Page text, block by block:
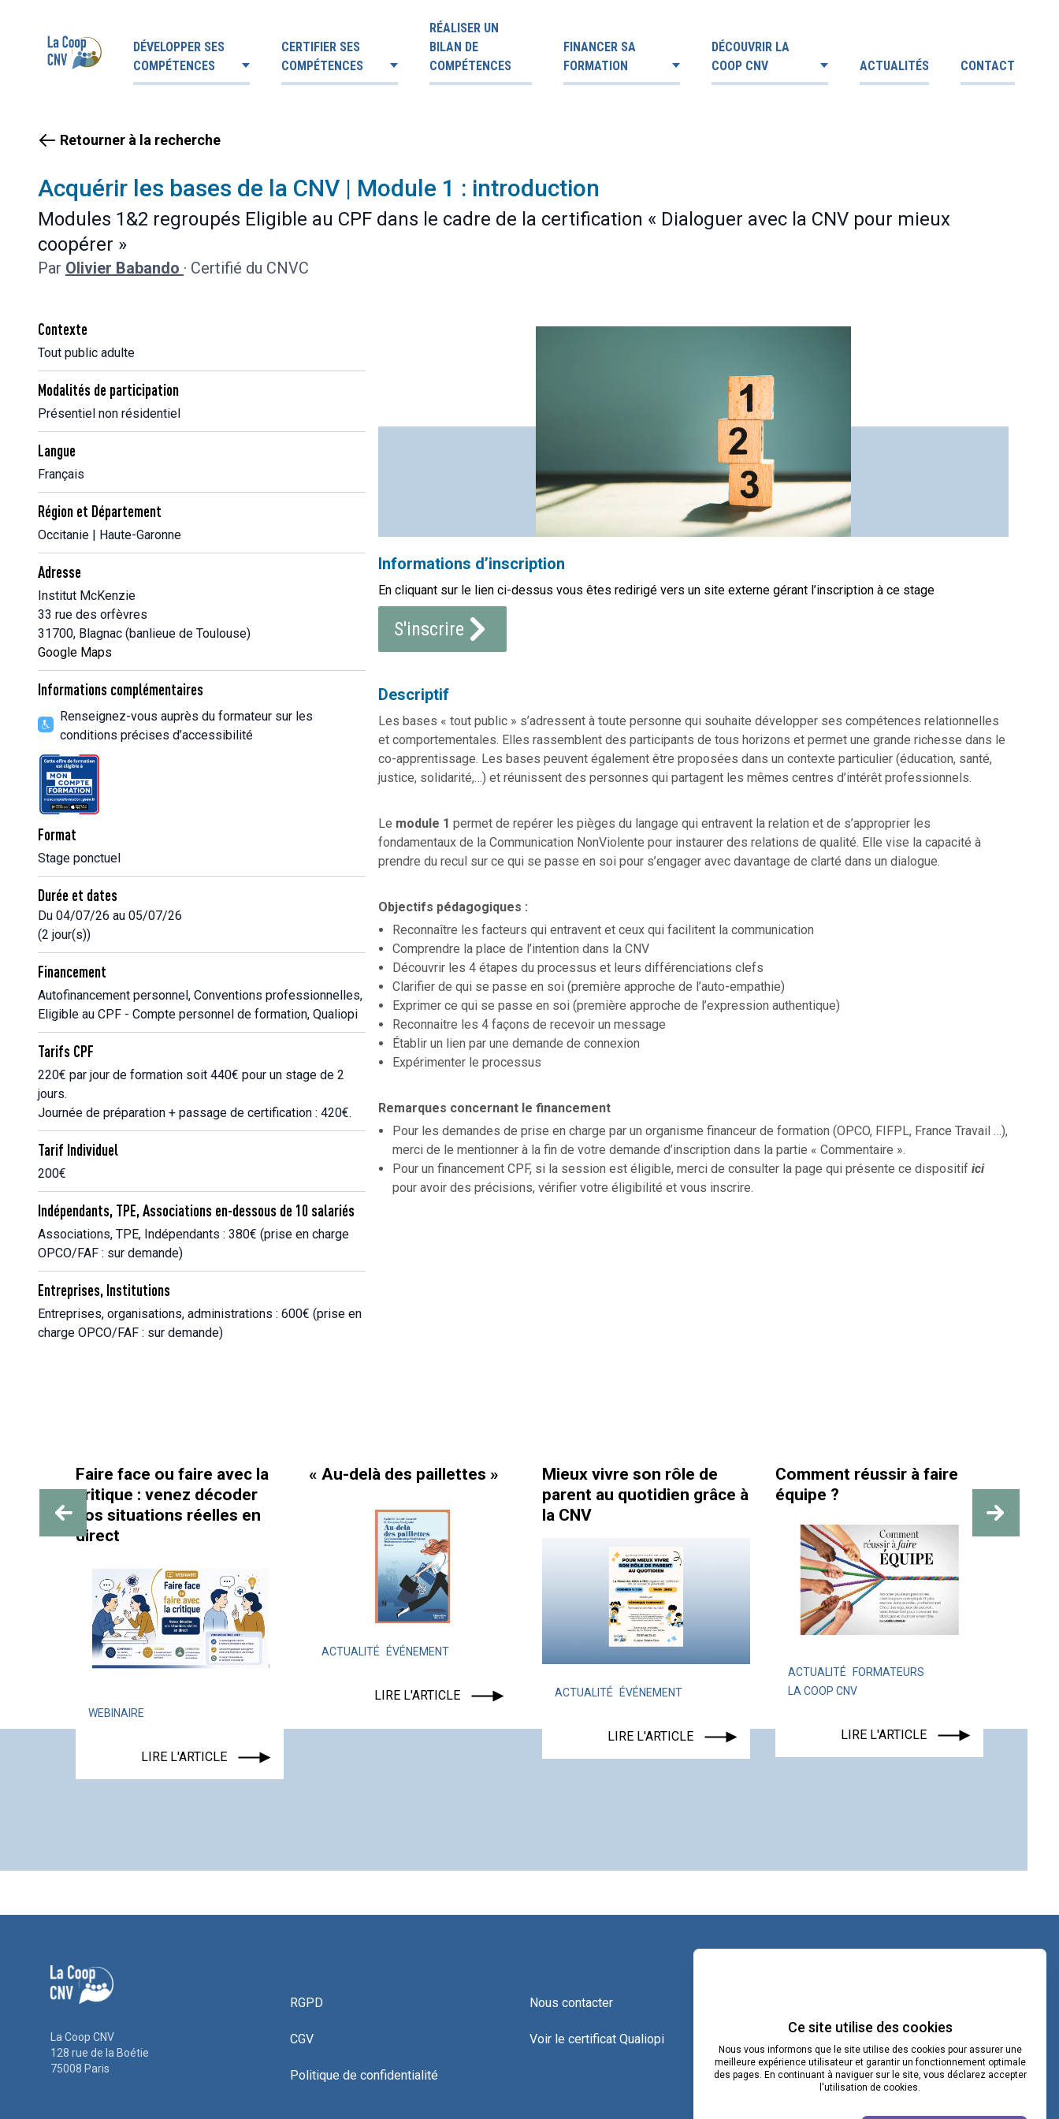
DÉVELOPPER SES
COMPÉTENCES
CERTIFIER SES
COMPÉTENCES
RÉALISER UN
BILAN DE
COMPÉTENCES
FINANCER SA
FORMATION
DÉCOUVRIR LA
COOP CNV
ACTUALITÉS CONTACT
Retourner à la recherche
Acquérir les bases de la CNV | Module 1 : introduction
Modules 1&2 regroupés Eligible au CPF dans le cadre de la certification « Dialoguer avec la CNV pour mieux
coopérer »
Par Olivier Babando · Certifié du CNVC
Contexte
Tout public adulte
Modalités de participation
Présentiel non résidentiel
Langue
Français
Région et Département
Occitanie | Haute-Garonne
Adresse
Institut McKenzie
33 rue des orfèvres
31700, Blagnac (banlieue de Toulouse)
Google Maps
Informations complémentaires
Renseignez-vous auprès du formateur sur les
conditions précises d’accessibilité
Format
Stage ponctuel
Durée et dates
Du 04/07/26 au 05/07/26
(2 jour(s))
Financement
Autofinancement personnel, Conventions professionnelles,
Eligible au CPF - Compte personnel de formation, Qualiopi
Tarifs CPF
220€ par jour de formation soit 440€ pour un stage de 2
jours.
Journée de préparation + passage de certification : 420€.
Tarif Individuel
200€
Indépendants, TPE, Associations en-dessous de 10 salariés
Associations, TPE, Indépendants : 380€ (prise en charge
OPCO/FAF : sur demande)
Entreprises, Institutions
Entreprises, organisations, administrations : 600€ (prise en
charge OPCO/FAF : sur demande)
Informations d’inscription
En cliquant sur le lien ci-dessus vous êtes redirigé vers un site externe gérant l’inscription à ce stage
S'inscrire
Descriptif
Les bases « tout public » s’adressent à toute personne qui souhaite développer ses compétences relationnelles
et comportementales. Elles rassemblent des participants de tous horizons et permet une grande richesse dans le
co-apprentissage. Les bases peuvent également être proposées dans un contexte particulier (éducation, santé,
justice, solidarité,…) et réunissent des personnes qui partagent les mêmes centres d’intérêt professionnels.
Le module 1 permet de repérer les pièges du langage qui entravent la relation et de s’approprier les
fondamentaux de la Communication NonViolente pour instaurer des relations de qualité. Elle vise la capacité à
prendre du recul sur ce qui se passe en soi pour s’engager avec davantage de clarté dans un dialogue.
Objectifs pédagogiques :
Reconnaître les facteurs qui entravent et ceux qui facilitent la communication
Comprendre la place de l’intention dans la CNV
Découvrir les 4 étapes du processus et leurs différenciations clefs
Clarifier de qui se passe en soi (première approche de l’auto-empathie)
Exprimer ce qui se passe en soi (première approche de l’expression authentique)
Reconnaitre les 4 façons de recevoir un message
Établir un lien par une demande de connexion
Expérimenter le processus
Remarques concernant le financement
Pour les demandes de prise en charge par un organisme financeur de formation (OPCO, FIFPL, France Travail …),
merci de le mentionner à la fin de votre demande d’inscription dans la partie « Commentaire ».
Pour un financement CPF, si la session est éligible, merci de consulter la page qui présente ce dispositif ici
pour avoir des précisions, vérifier votre éligibilité et vous inscrire.
ou faire avec la
venez décoder
réelles en
« Au-delà des paillettes »
ACTUALITÉ ÉVÉNEMENT
Mieux vivre son rôle de
parent au quotidien grâce à
la CNV
ACTUALITÉ ÉVÉNEMENT
Comment réussir à faire
équipe ?
FORMATEURS
LA COOP CNV
LIRE L'ARTICLE
La santé et la sécurité
travail sont bien plus
des repères visibles
LIRE L'ARTICLE
La Coop CNV
128 rue de la Boétie
75008 Paris
RGPD
CGV
Politique de confidentialité
Nous contacter
Voir le certificat Qualiopi
La page Linkedin de La Coop CNV
Notre chaîne Webikeo
Ce site utilise des cookies
Nous vous informons que le site utilise des cookies pour assurer une
meilleure expérience utilisateur et garantir un fonctionnement optimale
des pages. En continuant à naviguer sur le site, vous déclarez accepter
l'utilisation de cookies.